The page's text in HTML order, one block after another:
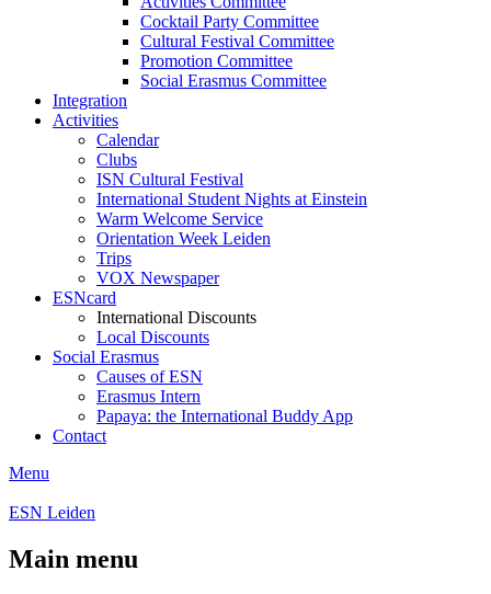
Cocktail Party Committee
Cultural Festival Committee
Promotion Committee
Social Erasmus Committee
Integration
Activities
Calendar
Clubs
ISN Cultural Festival
International Student Nights at Einstein
Warm Welcome Service
Orientation Week Leiden
Trips
VOX Newspaper
ESNcard
International Discounts
Local Discounts
Social Erasmus
Causes of ESN
Erasmus Intern
Papaya: the International Buddy App
Contact
Menu
ESN Leiden
Main menu